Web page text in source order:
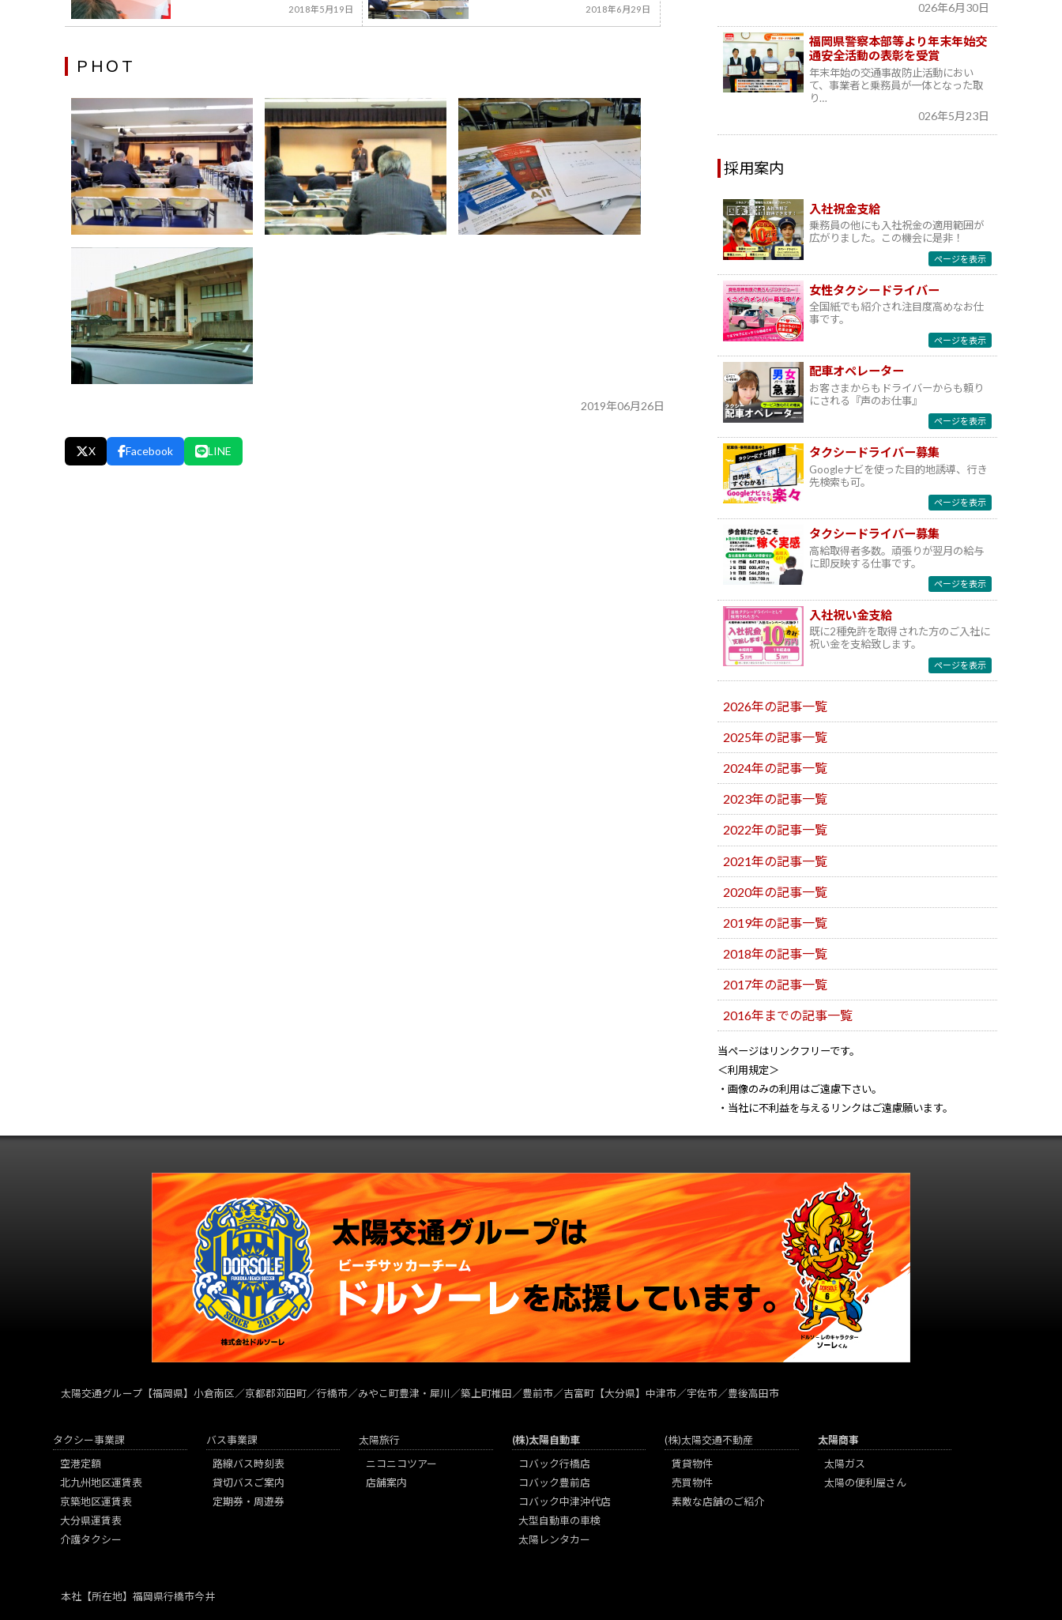
2018年5月19日 2018年6月29日
ＰＨＯＴ
2019年06月26日
X Facebook LINE
026年6月30日
福岡県警察本部等より年末年始交
通安全活動の表彰を受賞
年末年始の交通事故防止活動におい
て、事業者と乗務員が一体となった取
り…
026年5月23日
採用案内
入社祝金支給
乗務員の他にも入社祝金の適用範囲が
広がりました。この機会に是非！
ページを表示
女性タクシードライバー
全国紙でも紹介され注目度高めなお仕
事です。
ページを表示
配車オペレーター
お客さまからもドライバーからも頼り
にされる『声のお仕事』
ページを表示
タクシードライバー募集
Googleナビを使った目的地誘導、行き
先検索も可。
ページを表示
タクシードライバー募集
高給取得者多数。頑張りが翌月の給与
に即反映する仕事です。
ページを表示
入社祝い金支給
既に2種免許を取得された方のご入社に
祝い金を支給致します。
ページを表示
2026年の記事一覧
2025年の記事一覧
2024年の記事一覧
2023年の記事一覧
2022年の記事一覧
2021年の記事一覧
2020年の記事一覧
2019年の記事一覧
2018年の記事一覧
2017年の記事一覧
2016年までの記事一覧
当ページはリンクフリーです。
＜利用規定＞
・画像のみの利用はご遠慮下さい。
・当社に不利益を与えるリンクはご遠慮願います。
太陽交通グループ 【福岡県】小倉南区／京都郡苅田町／行橋市／みやこ町豊津・犀川／築上町椎田／豊前市／吉富町【大分県】中津市／宇佐市／豊後高田市
タクシー事業課
空港定額
北九州地区運賃表
京築地区運賃表
大分県運賃表
介護タクシー
バス事業課
路線バス時刻表
貸切バスご案内
定期券・周遊券
太陽旅行
ニコニコツアー
店舗案内
(株)太陽自動車
コバック行橋店
コバック豊前店
コバック中津沖代店
大型自動車の車検
太陽レンタカー
(株)太陽交通不動産
賃貸物件
売買物件
素敵な店舗のご紹介
太陽商事
太陽ガス
太陽の便利屋さん
本社 【所在地】福岡県行橋市今井